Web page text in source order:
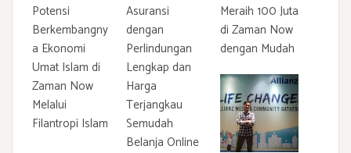
Potensi
Berkembangny
a Ekonomi
Umat Islam di
Zaman Now
Melalui
Filantropi Islam
Asuransi
dengan
Perlindungan
Lengkap dan
Harga
Terjangkau
Semudah
Belanja Online
Meraih 100 Juta
di Zaman Now
dengan Mudah